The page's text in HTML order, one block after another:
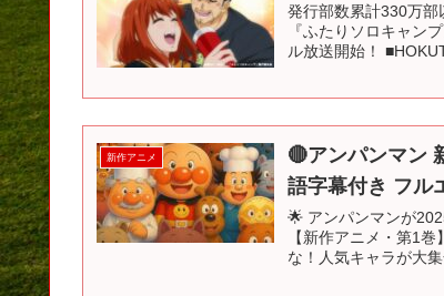
発行部数累計330万
『ふたりソロキャン
ル放送開始！
新作アニメ
🔴アンパンマン
語字幕付き フル
🌟 アンパンマンが
【新作アニメ・第1
な！人気キャラが大